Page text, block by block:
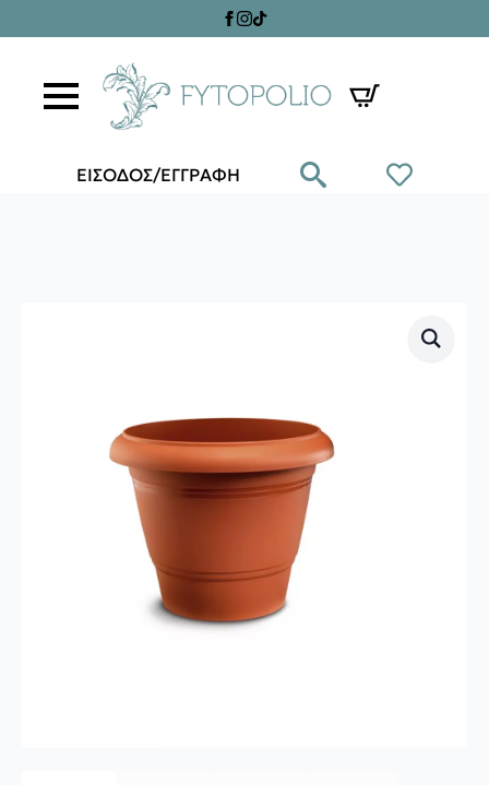
ΕΙΣΟΔΟΣ/ΕΓΓΡΑΦΗ